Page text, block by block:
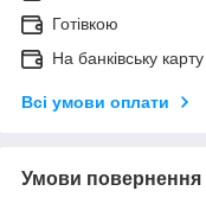
Готівкою
На банківську карту
Всі умови оплати
Умови повернення